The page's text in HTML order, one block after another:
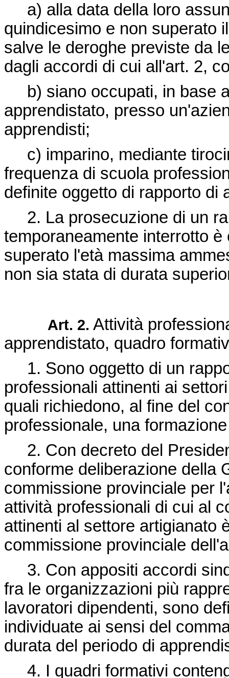
a) alla data della loro
quindicesimo e non superato
salve le deroghe previste da
dagli accordi di cui all'art. 2,
b) siano occupati, in base
apprendistato, presso
apprendisti;
c) imparino, mediante
frequenza di scuola
definite oggetto di rapporto di
2. La prosecuzione di un
temporaneamente interrotto
superato l'età massima
non sia stata di durata
Art. 2. Attività
apprendistato, quadro
1. Sono oggetto di un
professionali attinenti ai
quali richiedono, al fine del
professionale, una
2. Con decreto del
conforme deliberazione della
commissione provinciale per
attività professionali di cui al
attinenti al settore artigianato
commissione provinciale
3. Con appositi accordi
fra le organizzazioni più
lavoratori dipendenti, sono
individuate ai sensi del
durata del periodo di
4. I quadri formativi